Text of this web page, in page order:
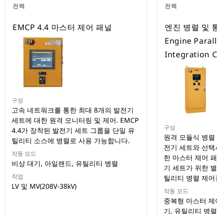
전력
EMCP 4.4 마스터 제어 패널
구성
고속 네트워크를 통한 최대 8개의 발전기
세트에 대한 원격 모니터링 및 제어. EMCP
4.4가 장착된 발전기 세트 그룹을 단일 유
틸리티 소스에 병렬로 사용 가능합니다.
작동 모드
비상 대기, 아일랜드, 유틸리티 병렬
작업
LV 및 MV(208V-38kV)
전력
엔진 병렬 및
Engine
Integration
구성
원격 모듈식 병
전기 세트와 선
한 마스터 제어
기 세트가 위한
틸리티 병렬 제
작동 모드
중복형 마스터
기, 유틸리티 병